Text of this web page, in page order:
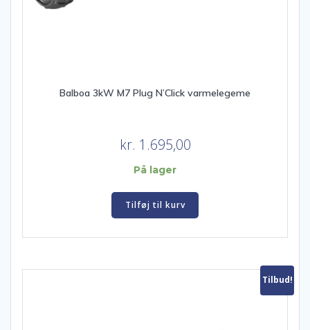
Balboa 3kW M7 Plug N’Click varmelegeme
kr. 1.695,00
På lager
Tilføj til kurv
Tilbud!